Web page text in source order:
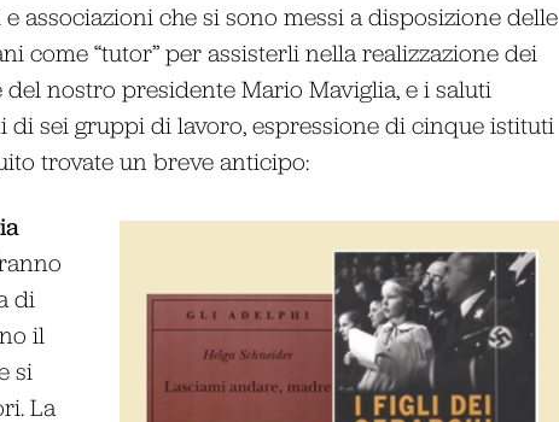
associazioni che si sono messi a disposizione delle
come “tutor” per assisterli nella realizzazione dei
nostro presidente Mario Maviglia, e i saluti
di sei gruppi di lavoro, espressione di cinque istituti
trovate un breve anticipo:
di
il
si
La